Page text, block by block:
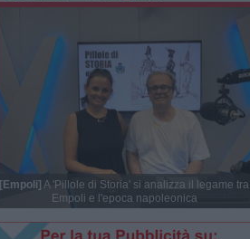
[Empoli] A 'Pillole di Storia' si analizza il legame tra
Empoli e l'epoca napoleonica